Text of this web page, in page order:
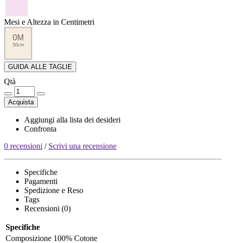
Mesi e Altezza in Centimetri
0M
50cm
GUIDA ALLE TAGLIE
Qtà
Acquista
Aggiungi alla lista dei desideri
Confronta
0 recensioni / Scrivi una recensione
Specifiche
Pagamenti
Spedizione e Reso
Tags
Recensioni (0)
Specifiche
Composizione 100% Cotone